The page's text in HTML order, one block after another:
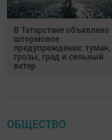
В Татарстане объявлено
штормовое
предупреждение: туман,
грозы, град и сильный
ветер
ОБЩЕСТВО